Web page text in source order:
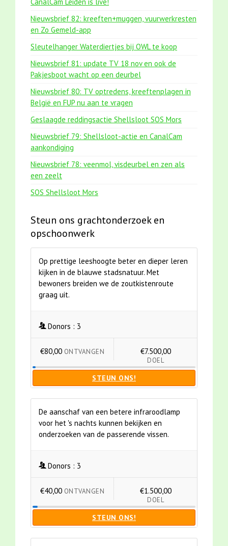
Nieuwsbrief 82: kreeften+muggen, vuurwerkresten
en Zo Gemeld-app
Sleutelhanger Waterdiertjes bij OWL te koop
Nieuwsbrief 81: update TV 18 nov en ook de
Pakjesboot wacht op een deurbel
Nieuwsbrief 80: TV optredens, kreeftenplagen in
België en FUP nu aan te vragen
Geslaagde reddingsactie Shellsloot SOS Mors
Nieuwsbrief 79: Shellsloot-actie en CanalCam
aankondiging
Nieuwsbrief 78: veenmol, visdeurbel en zen als
een zeelt
SOS Shellsloot Mors
Steun ons grachtonderzoek en
opschoonwerk
Op prettige leeshoogte beter en dieper leren
kijken in de blauwe stadsnatuur. Met
bewoners breiden we de zoutkistenroute
graag uit.
Donors : 3
€80,00 ONTVANGEN €7.500,00
DOEL
STEUN ONS!
De aanschaf van een betere infraroodlamp
voor het 's nachts kunnen bekijken en
onderzoeken van de passerende vissen.
Donors : 3
€40,00 ONTVANGEN €1.500,00
DOEL
STEUN ONS!